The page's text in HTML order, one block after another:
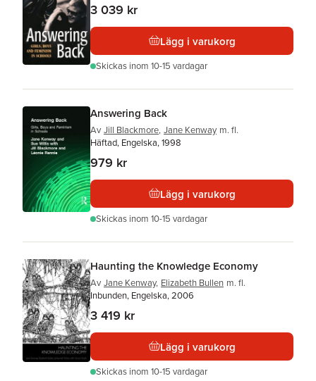
3 039 kr
Lägg i varukorg
Skickas inom 10-15 vardagar
Answering Back
Av Jill Blackmore, Jane Kenway m. fl.
Häftad, Engelska, 1998
979 kr
Lägg i varukorg
Skickas inom 10-15 vardagar
Haunting the Knowledge Economy
Av Jane Kenway, Elizabeth Bullen m. fl.
Inbunden, Engelska, 2006
3 419 kr
Lägg i varukorg
Skickas inom 10-15 vardagar